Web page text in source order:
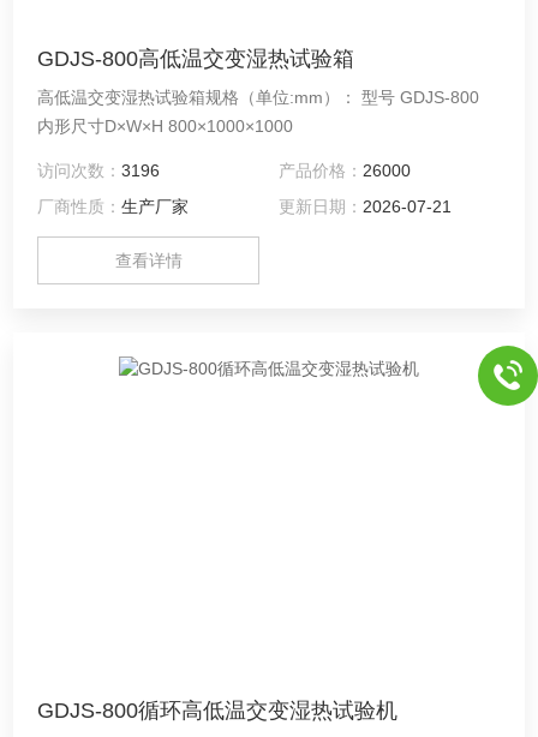
GDJS-800高低温交变湿热试验箱
高低温交变湿热试验箱规格（单位:mm）： 型号 GDJS-800
内形尺寸D×W×H 800×1000×1000
访问次数：3196 产品价格： 26000
厂商性质：生产厂家 更新日期： 2026-07-21
查看详情
GDJS-800循环高低温交变湿热试验机